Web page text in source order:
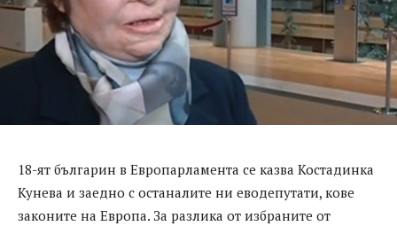
18-ят българин в Европарламента се казва Костадинка
Кунева и заедно с останалите ни еводепутати, кове
законите на Европа. За разлика от избраните от